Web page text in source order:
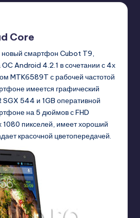
Core
новый смартфон Cubot T9,
ОС Android 4.2.1 в сочетании с 4х
MTK6589T с рабочей частотой
имеется графический
SGX 544 и 1GB оперативной
на 5 дюймов с FHD
пикселей, имеет хороший
красочной цветопередачей.